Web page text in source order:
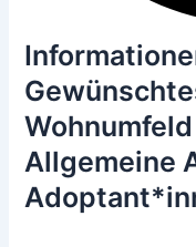
Wohnumfeld
Allgemeine